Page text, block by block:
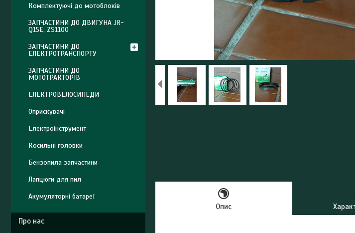
Опис
Комплектуючі до мотоблоків
ЗАПЧАСТИНИ ДО ДВИГУНА JR-
Q15E, ZS1100
ЗАПЧАСТИНИ ДО
ЕЛЕКТРОТРАНСПОРТУ
ЗАПЧАСТИНИ ДО
МОТОТРАКТОРІВ
ЕЛЕКТРОВЕЛОСИПЕДИ
Оприскувачі
Електроінструмент
Косильні головки
Бензопила запчастини
Лапцюги для пил
Акумуляторні батареї
Про нас